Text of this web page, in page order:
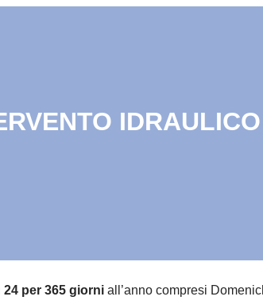
24 per 365 giorniall’anno compresi